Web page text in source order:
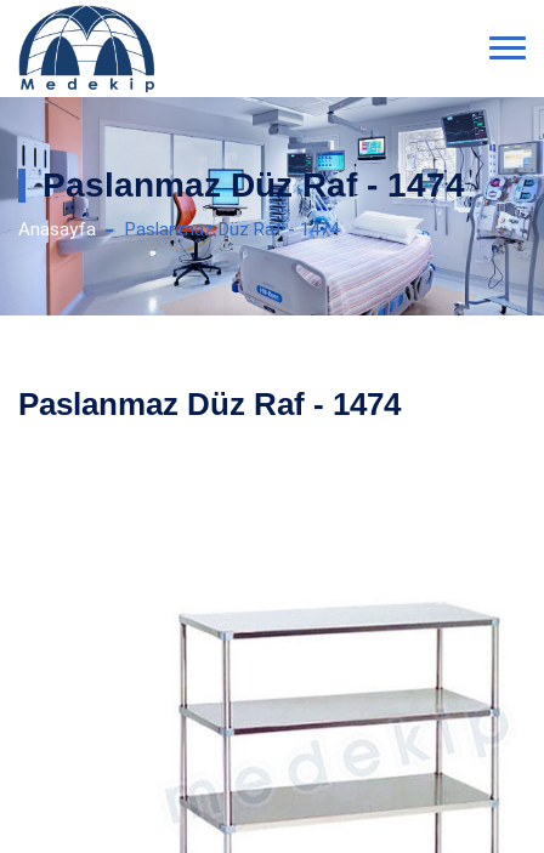
Paslanmaz Düz Raf - 1474
Anasayfa Paslanmaz Düz Raf - 1474
Paslanmaz Düz Raf - 1474